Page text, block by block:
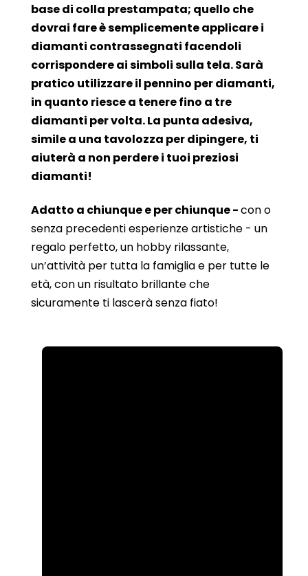
base di colla prestampata; quello che
dovrai fare è semplicemente applicare i
diamanti contrassegnati facendoli
corrispondere ai simboli sulla tela. Sarà
pratico utilizzare il pennino per diamanti,
in quanto riesce a tenere fino a tre
diamanti per volta. La punta adesiva,
simile a una tavolozza per dipingere, ti
aiuterà a non perdere i tuoi preziosi
diamanti!
Adatto a chiunque e per chiunque -con o
senza precedenti esperienze artistiche - un
regalo perfetto, un hobby rilassante,
un’attività per tutta la famiglia e per tutte le
età, con un risultato brillante che
sicuramente ti lascerà senza fiato!